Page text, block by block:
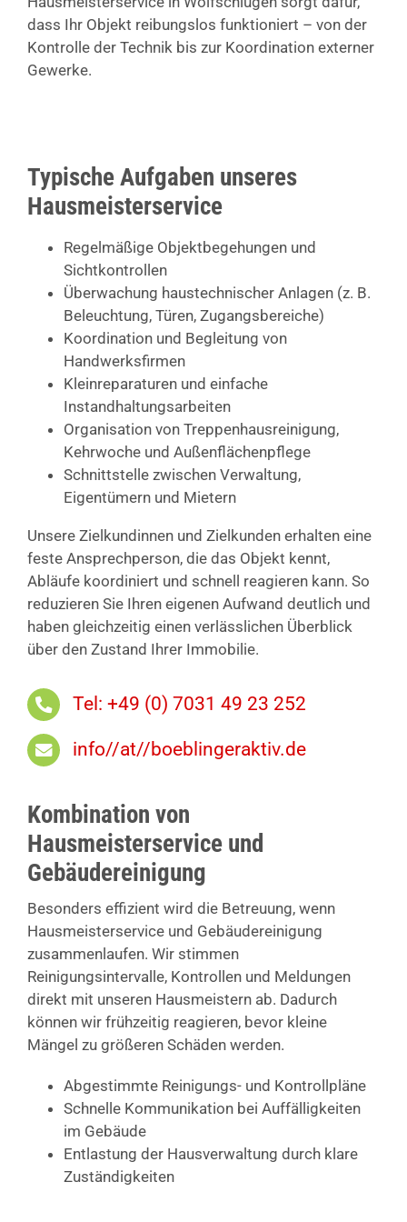
dass Ihr Objekt reibungslos funktioniert – von der
Kontrolle der Technik bis zur Koordination externer
Gewerke.
Typische Aufgaben unseres
Hausmeisterservice
Regelmäßige Objektbegehungen und
Sichtkontrollen
Überwachung haustechnischer Anlagen (z. B.
Beleuchtung, Türen, Zugangsbereiche)
Koordination und Begleitung von
Handwerksfirmen
Kleinreparaturen und einfache
Instandhaltungsarbeiten
Organisation von Treppenhausreinigung,
Kehrwoche und Außenflächenpflege
Schnittstelle zwischen Verwaltung,
Eigentümern und Mietern
Unsere Zielkundinnen und Zielkunden erhalten eine
feste Ansprechperson, die das Objekt kennt,
Abläufe koordiniert und schnell reagieren kann. So
reduzieren Sie Ihren eigenen Aufwand deutlich und
haben gleichzeitig einen verlässlichen Überblick
über den Zustand Ihrer Immobilie.
Tel: +49 (0) 7031 49 23 252
info//at//boeblingeraktiv.de
Kombination von
Hausmeisterservice und
Gebäudereinigung
Besonders effizient wird die Betreuung, wenn
Hausmeisterservice und Gebäudereinigung
zusammenlaufen. Wir stimmen
Reinigungsintervalle, Kontrollen und Meldungen
direkt mit unseren Hausmeistern ab. Dadurch
können wir frühzeitig reagieren, bevor kleine
Mängel zu größeren Schäden werden.
Abgestimmte Reinigungs- und Kontrollpläne
Schnelle Kommunikation bei Auffälligkeiten
im Gebäude
Entlastung der Hausverwaltung durch klare
Zuständigkeiten